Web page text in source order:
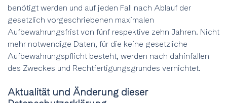
benötigt werden und auf jeden Fall nach Ablauf der
gesetzlich vorgeschriebenen maximalen
Aufbewahrungsfrist von fünf respektive zehn Jahren. Nicht
mehr notwendige Daten, für die keine gesetzliche
Aufbewahrungspflicht besteht, werden nach dahinfallen
des Zweckes und Rechtfertigungsgrundes vernichtet.
Aktualität und Änderung dieser